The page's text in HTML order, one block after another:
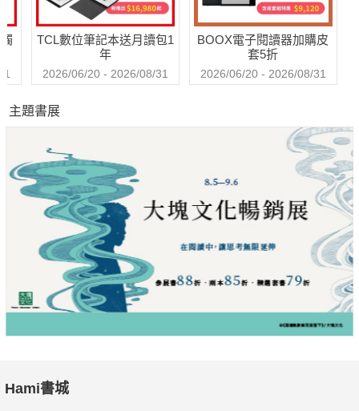
TCL數位筆記本送月讀包1
年
2026/06/20 - 2026/08/31
BOOX電子閱讀器加購皮
套5折
2026/06/20 - 2026/08/31
主題書展
Hami書城